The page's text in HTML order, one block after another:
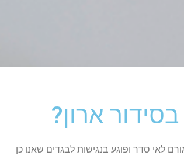
ארון?
לאי סדר ופוגע בנגישות לבגדים שאנו כן